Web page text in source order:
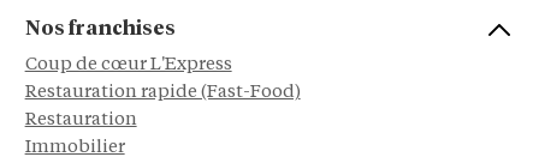
Nos franchises
Coup de cœur L'Express
Restauration rapide (Fast-Food)
Restauration
Immobilier